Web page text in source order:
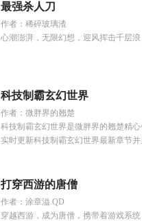
最强杀人刀
作者：稀碎玻璃渣
心潮澎湃，无限幻想，迎风挥击千层
科技制霸玄幻世界
作者：微胖界的翘楚
科技制霸玄幻世界是微胖界的翘楚精
实时更新科技制霸玄幻世界最新章节
打穿西游的唐僧
作者：涂章溢.QD
穿越西游，成为唐僧，携带着游戏系